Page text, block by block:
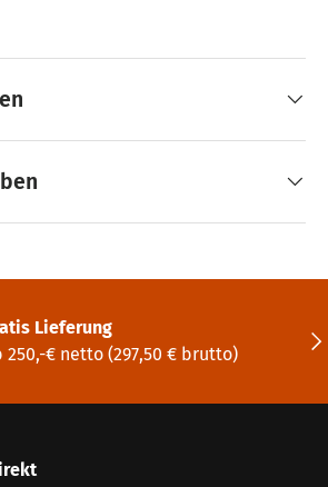
Lieferung
250,-€ netto (297,50 € brutto)